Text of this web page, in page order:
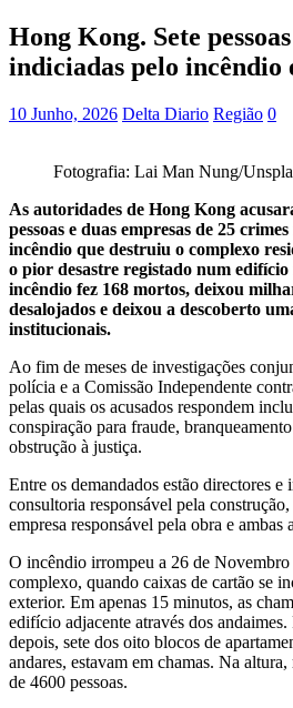
Hong Kong. Sete
indiciadas pelo incêndio
10 Junho, 2026 Delta Diario Região 0
Fotografia: Lai Man Nung/
As autoridades de Hong Kong
pessoas e duas empresas de 25
incêndio que destruiu o complexo
o pior desastre registado num edifício
incêndio fez 168 mortos, deixou
desalojados e deixou a descoberto
institucionais.
Ao fim de meses de investigações
polícia e a Comissão Independente
pelas quais os acusados respondem
conspiração para fraude,
obstrução à justiça.
Entre os demandados estão directores e
consultoria responsável pela
empresa responsável pela obra e ambas
O incêndio irrompeu a 26 de Novembro
complexo, quando caixas de cartão se
exterior. Em apenas 15 minutos, as
edifício adjacente através dos
depois, sete dos oito blocos de
andares, estavam em chamas. Na
de 4600 pessoas.